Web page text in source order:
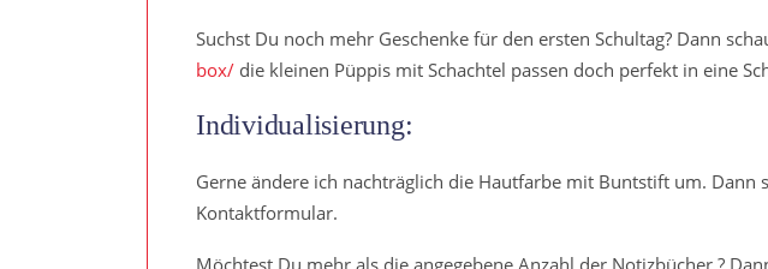
Suchst Du noch mehr Geschenke für den ersten Schultag? Dann
box/ die kleinen Püppis mit Schachtel passen doch perfekt in eine
Individualisierung:
Gerne ändere ich nachträglich die Hautfarbe mit Buntstift um.
Kontaktformular.
Möchtest Du mehr als die angegebene Anzahl der Notizbücher ?